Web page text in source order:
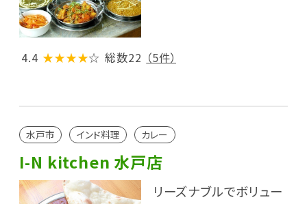
4.4 ★★★★☆ 総数22 （5件）
水戸市 インド料理 カレー
I-N kitchen 水戸店
リーズナブルでボリュー